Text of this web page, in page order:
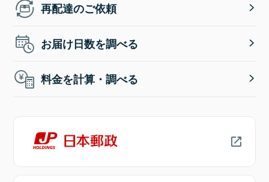
再配達のご依頼
お届け日数を調べる
料金を計算・調べる